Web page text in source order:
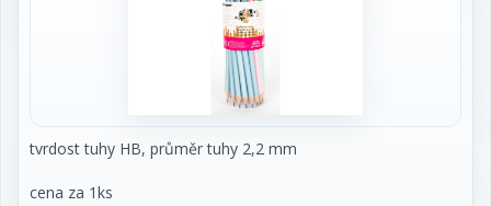
tvrdost tuhy HB, průměr tuhy 2,2 mm
cena za 1ks